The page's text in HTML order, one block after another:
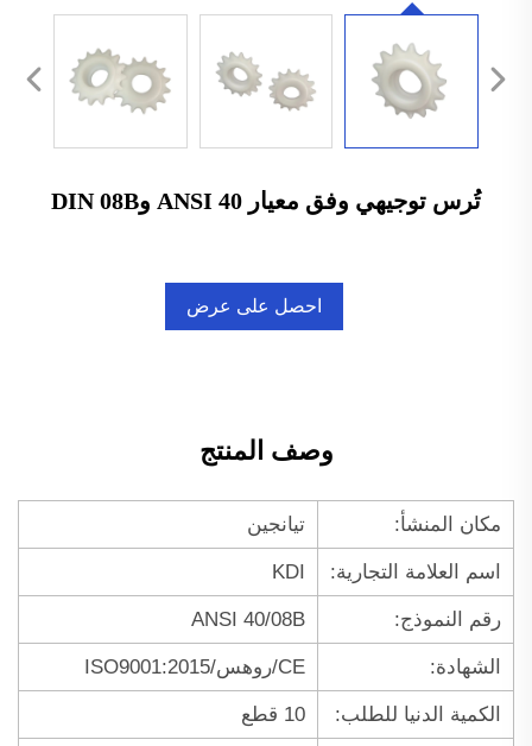
تُرس توجيهي وفق معيار ANSI 40 وDIN 08B
احصل على عرض
وصف المنتج
مكان المنشأ: تيانجين
اسم العلامة التجارية: KDI
رقم النموذج: ANSI 40/08B
الشهادة: CE/روهس/ISO9001:2015
الكمية الدنيا للطلب: 10 قطع